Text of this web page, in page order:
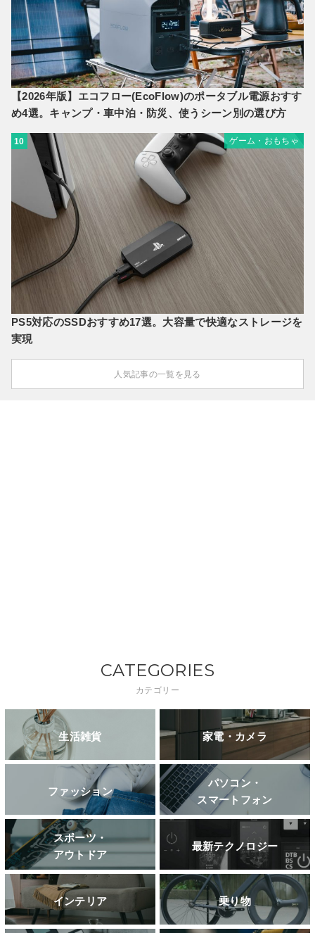
【2026年版】エコフロー(EcoFlow)のポータブル電源おすす
め4選。キャンプ・車中泊・防災、使うシーン別の選び方
10 ゲーム・おもちゃ
PS5対応のSSDおすすめ17選。大容量で快適なストレージを
実現
人気記事の一覧を見る
CATEGORIES
カテゴリー
生活雑貨 家電・カメラ
ファッション
パソコン・
スマートフォン
スポーツ・
アウトドア
最新テクノロジー
インテリア 乗り物